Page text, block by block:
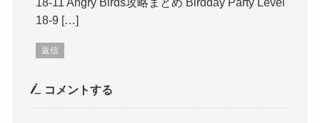
18-9 […]
返信
コメントする